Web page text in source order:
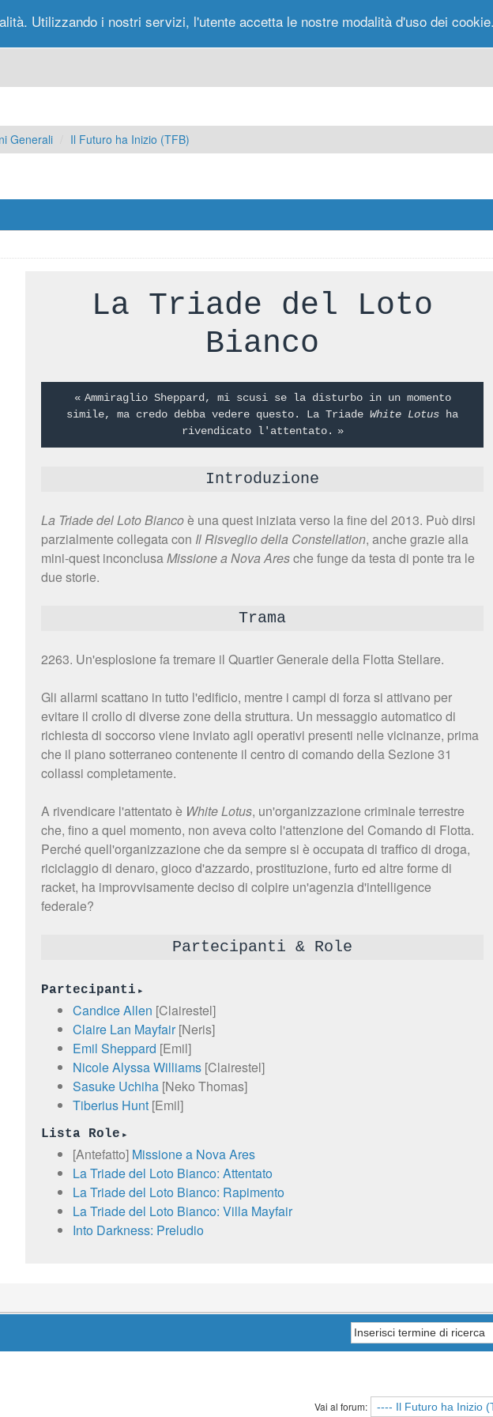
Portale Forum Nuovi Messaggi Messaggi di Oggi
Generali Il Futuro ha Inizio (TFB)
La Triade del Loto
Bianco
Ammiraglio Sheppard, mi scusi se la disturbo in un momento
simile, ma credo debba vedere questo. La TriadeWhite Lotus ha
rivendicato l'attentato.
Introduzione
La Triade del Loto Biancoè una quest iniziata verso la fine del 2013. Può dirsi
parzialmente collegata con Il Risveglio della Constellation, anche grazie alla
mini-quest inconclusaMissione a Nova Aresche funge da testa di ponte tra le
due storie.
Trama
2263. Un'esplosione fa tremare il Quartier Generale della Flotta Stellare.
Gli allarmi scattano in tutto l'edificio, mentre i campi di forza si attivano per
evitare il crollo di diverse zone della struttura. Un messaggio automatico di
richiesta di soccorso viene inviato agli operativi presenti nelle vicinanze, prima
che il piano sotterraneo contenente il centro di comando della Sezione 31
collassi completamente.
A rivendicare l'attentato è White Lotus, un'organizzazione criminale terrestre
che, fino a quel momento, non aveva colto l'attenzione del Comando di Flotta.
Perché quell'organizzazione che da sempre si è occupata di traffico di droga,
riciclaggio di denaro, gioco d'azzardo, prostituzione, furto ed altre forme di
racket, ha improvvisamente deciso di colpire un'agenzia d'intelligence
federale?
Partecipanti & Role
Partecipanti
Candice Allen [Clairestel]
Claire Lan Mayfair[Neris]
Emil Sheppard [Emil]
Nicole Alyssa Williams [Clairestel]
Sasuke Uchiha [Neko Thomas]
Tiberius Hunt [Emil]
Lista Role
[Antefatto] Missione a Nova Ares
La Triade del Loto Bianco: Attentato
La Triade del Loto Bianco: Rapimento
La Triade del Loto Bianco: Villa Mayfair
Into Darkness: Preludio
Vai al forum:
Utilizzando i nostri servizi, l'utente accetta le nostre modalità d'uso dei